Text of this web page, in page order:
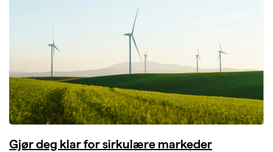
Gjør deg klar for sirkulære markeder